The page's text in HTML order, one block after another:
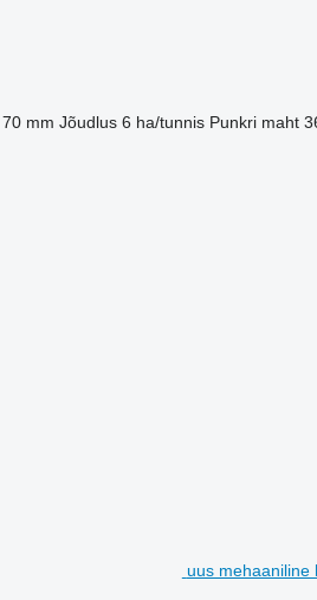
70 mm Jõudlus 6 ha/tunnis Punkri maht
uus mehaaniline